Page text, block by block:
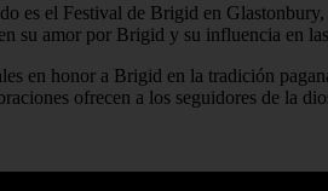
es el Festival de Brigid en
su amor por Brigid y su influencia en
en honor a Brigid en la tradición
ofrecen a los seguidores de la